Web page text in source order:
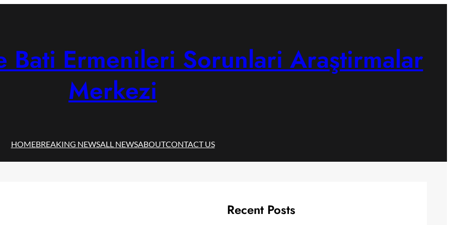
Bati Ermenileri Sorunlari Araştirmalar
Merkezi
HOMEBREAKING NEWSALL NEWSABOUTCONTACT US
Recent Posts